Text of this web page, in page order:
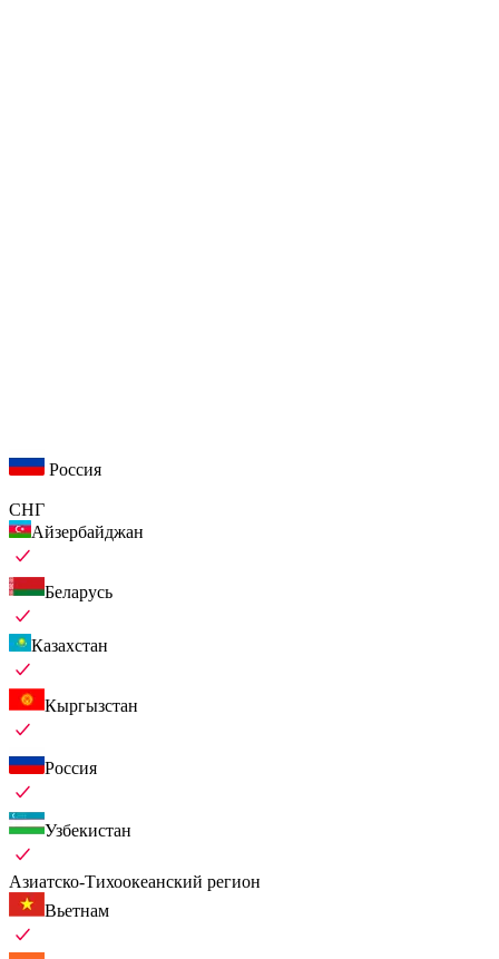
Россия
СНГ
Айзербайджан
Беларусь
Казахстан
Кыргызстан
Россия
Узбекистан
Азиатско-Тихоокеанский регион
Вьетнам